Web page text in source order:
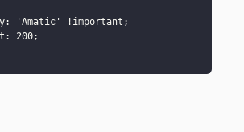
'Amatic' !important;
200;